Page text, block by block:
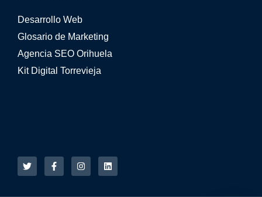
Desarrollo Web
Glosario de Marketing
Agencia SEO Orihuela
Kit Digital Torrevieja